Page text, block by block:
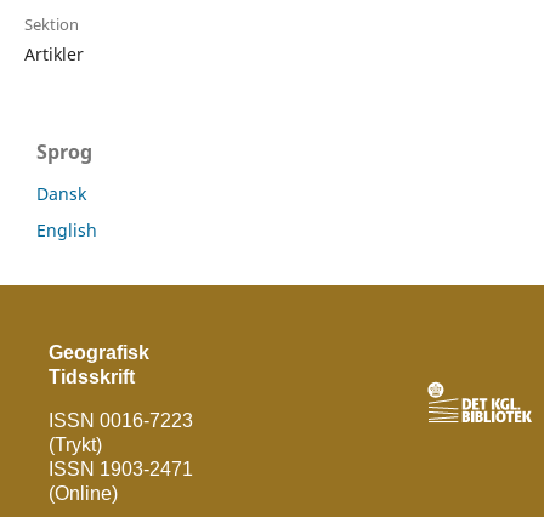
Sektion
Artikler
Sprog
Dansk
English
Geografisk
Tidsskrift
ISSN 0016-7223
(Trykt)
ISSN 1903-2471
(Online)